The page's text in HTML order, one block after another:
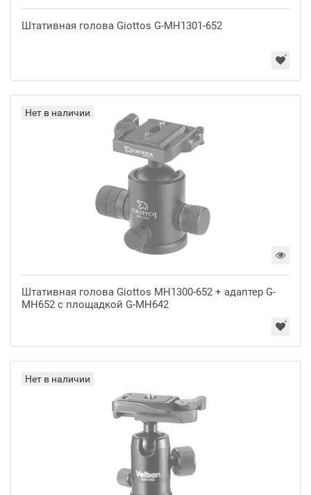
Штативная голова Giottos G-MH1301-652
Нет в наличии
Штативная голова Giottos MH1300-652 + адаптер G-
MH652 с площадкой G-MH642
Нет в наличии